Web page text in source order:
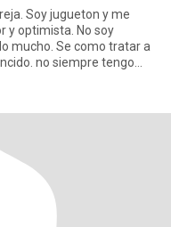
Soy jugueton y me
y optimista. No soy
mucho. Se como tratar a
no siempre tengo